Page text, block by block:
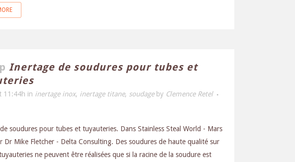
Inertage de soudures pour tubes et
11:44h in inertage inox, inertage titane, soudage by Clemence Retel
soudures pour tubes et tuyauteries. Dans Stainless Steal World - Mars
Dr Mike Fletcher - Delta Consulting. Des soudures de haute qualité sur
ne peuvent être réalisées que si la racine de la soudure est